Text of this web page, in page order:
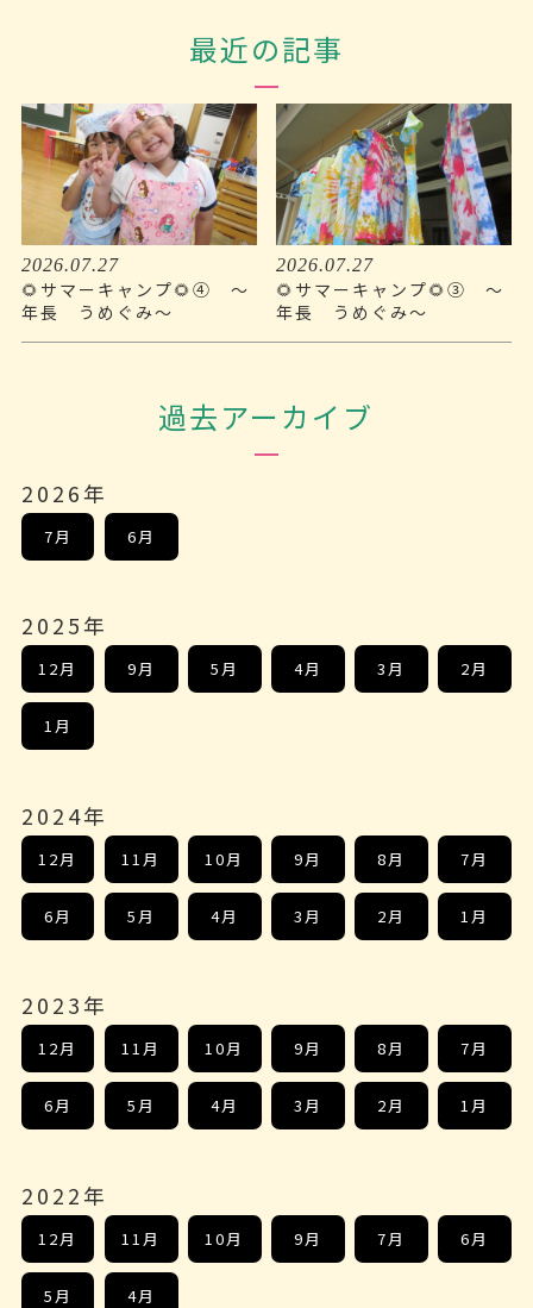
最近の記事
2026.07.27
🌻サマーキャンプ🌻④ ～
年長 うめぐみ～
2026.07.27
🌻サマーキャンプ🌻③ ～
年長 うめぐみ～
過去アーカイブ
2026年
7月 6月
2025年
12月 9月 5月 4月 3月 2月
1月
2024年
12月 11月 10月 9月 8月 7月
6月 5月 4月 3月 2月 1月
2023年
12月 11月 10月 9月 8月 7月
6月 5月 4月 3月 2月 1月
2022年
12月 11月 10月 9月 7月 6月
5月 4月